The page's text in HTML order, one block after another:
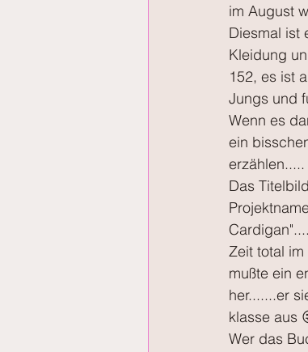
im August
Diesmal ist
Kleidung
152, es ist
Jungs und
Wenn es
ein
erzählen.....
Das
Zeit total
mußte ein
her.......er
klasse aus
Wer das